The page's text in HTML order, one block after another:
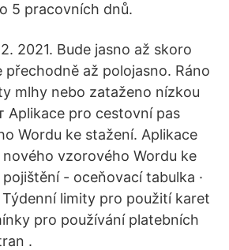
5 pracovních dnů.
2021. Bude jasno až skoro
přechodně až polojasno. Ráno
mlhy nebo zataženo nízkou
Aplikace pro cestovní pas
Wordu ke stažení. Aplikace
vzorového Wordu ke
- oceňovací tabulka ·
limity pro použití karet
pro používání platebních
.